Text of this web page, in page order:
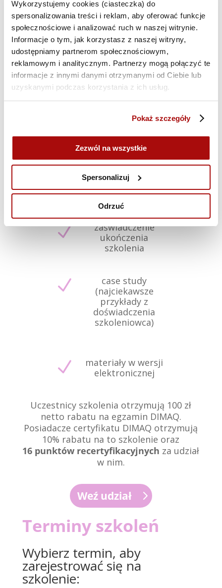
Wykorzystujemy cookies (ciasteczka) do
spersonalizowania treści i reklam, aby oferować funkcje
społecznościowe i analizować ruch w naszej witrynie.
Informacje o tym, jak korzystasz z naszej witryny,
udostępniamy partnerom społecznościowym,
reklamowym i analitycznym. Partnerzy mogą połączyć te
informacje z innymi danymi otrzymanymi od Ciebie lub
uzyskanymi podczas korzystania z ich usług.
Pokaż szczegóły
Zezwól na wszystkie
Spersonalizuj
Odrzuć
Zapytaj o pełny program
Koszt szkolenia
Koszt szkolenia online dla
jednej osoby to 1 800 zł netto
N
7,5 godzin
zegarowych
szkolenia
N
zaświadczenie
ukończenia
szkolenia
N
case study
(najciekawsze
przykłady z
doświadczenia
szkoleniowca)
N
materiały w wersji
elektronicznej
Uczestnicy szkolenia otrzymują 100 zł
netto rabatu na egzamin DIMAQ.
Posiadacze certyfikatu DIMAQ otrzymują
10% rabatu na to szkolenie oraz
16 punktów recertyfikacyjnych za udział
w nim.
Weź udział
Terminy szkoleń
Wybierz termin, aby
zarejestrować się na
szkolenie: